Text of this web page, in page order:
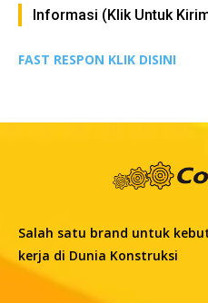
Informasi (Klik Untuk
FAST RESPON KLIK DISINI
Salah satu brand untuk
kerja di Dunia Konstruksi